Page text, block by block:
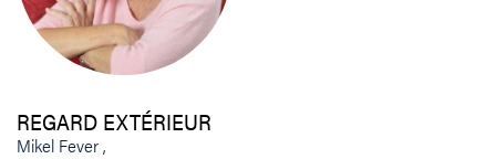
REGARD EXTÉRIEUR
Mikel Fever